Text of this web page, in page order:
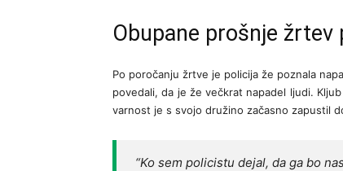
Obupane prošnje žrtev
Po poročanju žrtve je policija že poznala
povedali, da je že večkrat napadel ljudi.
varnost je s svojo družino začasno zapustil
“Ko sem policistu dejal, da ga bo